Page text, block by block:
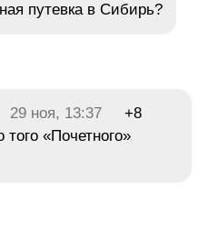
путевка в Сибирь?
29 ноя, 13:37
+8
«Почетного»